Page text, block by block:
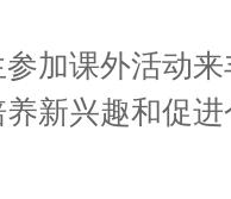
加课外活动来
新兴趣和促进